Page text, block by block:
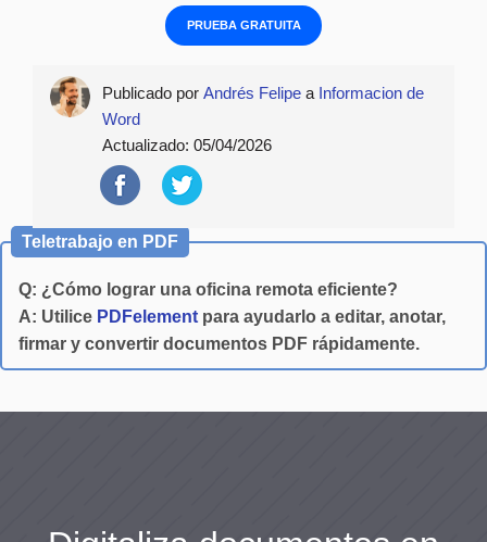
PRUEBA GRATUITA
Publicado porAndrés Felipe a Informacion de
Word
Actualizado:05/04/2026
Teletrabajo en PDF
Q: ¿Cómo lograr una oficina remota eficiente?
A: Utilice PDFelement para ayudarlo a editar, anotar,
firmar y convertir documentos PDF rápidamente.